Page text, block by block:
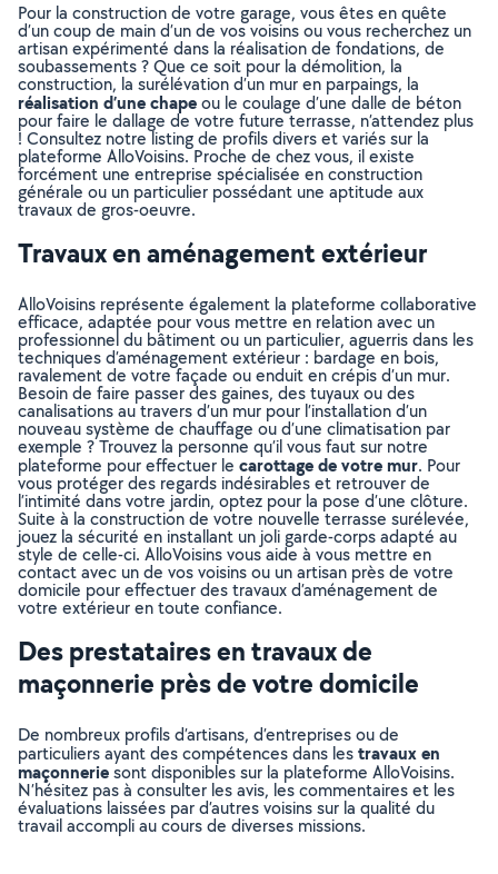
Pour la construction de votre garage, vous êtes en quête
d’un coup de main d’un de vos voisins ou vous recherchez un
artisan expérimenté dans la réalisation de fondations, de
soubassements ? Que ce soit pour la démolition, la
construction, la surélévation d’un mur en parpaings, la
réalisation d’une chapeou le coulage d’une dalle de béton
pour faire le dallage de votre future terrasse, n’attendez plus
! Consultez notre listing de profils divers et variés sur la
plateforme AlloVoisins. Proche de chez vous, il existe
forcément une entreprise spécialisée en construction
générale ou un particulier possédant une aptitude aux
travaux de gros-oeuvre.
Travaux en aménagement extérieur
AlloVoisins représente également la plateforme collaborative
efficace, adaptée pour vous mettre en relation avec un
professionnel du bâtiment ou un particulier, aguerris dans les
techniques d’aménagement extérieur : bardage en bois,
ravalement de votre façade ou enduit en crépis d’un mur.
Besoin de faire passer des gaines, des tuyaux ou des
canalisations au travers d’un mur pour l’installation d’un
nouveau système de chauffage ou d’une climatisation par
exemple ? Trouvez la personne qu’il vous faut sur notre
plateforme pour effectuer le carottage de votre mur. Pour
vous protéger des regards indésirables et retrouver de
l’intimité dans votre jardin, optez pour la pose d’une clôture.
Suite à la construction de votre nouvelle terrasse surélevée,
jouez la sécurité en installant un joli garde-corps adapté au
style de celle-ci. AlloVoisins vous aide à vous mettre en
contact avec un de vos voisins ou un artisan près de votre
domicile pour effectuer des travaux d’aménagement de
votre extérieur en toute confiance.
Des prestataires en travaux de
maçonnerie près de votre domicile
De nombreux profils d’artisans, d’entreprises ou de
particuliers ayant des compétences dans lestravaux en
maçonneriesont disponibles sur la plateforme AlloVoisins.
N’hésitez pas à consulter les avis, les commentaires et les
évaluations laissées par d’autres voisins sur la qualité du
travail accompli au cours de diverses missions.